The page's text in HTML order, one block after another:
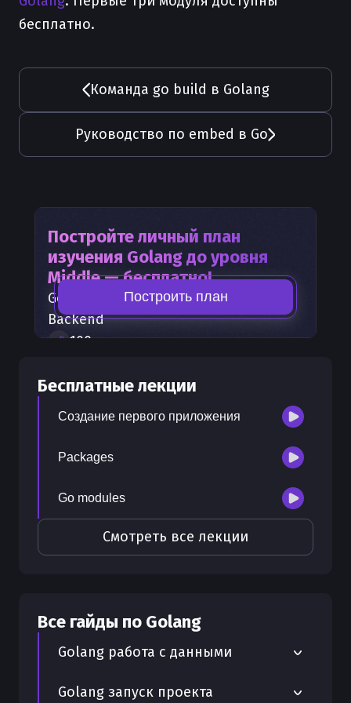
бесплатно.
Команда go build в Golang
Руководство по embed в Go
Постройте личный план
изучения Golangдо уровня
Middle — бесплатно!
Golang
— часть карты развития
Backend
100+шагов развития
300 бонусных рублей
Построить план
Бесплатные лекции
Создание первого приложения
Packages
Go modules
Смотреть все лекции
Все гайды по Golang
Golang работа с данными
Работа с YAML в Golang
Golang запуск проекта